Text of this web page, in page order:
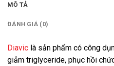
MÔ TẢ
ĐÁNH GIÁ (0)
Diavic là sản phẩm có công
giảm triglyceride, phục hồi